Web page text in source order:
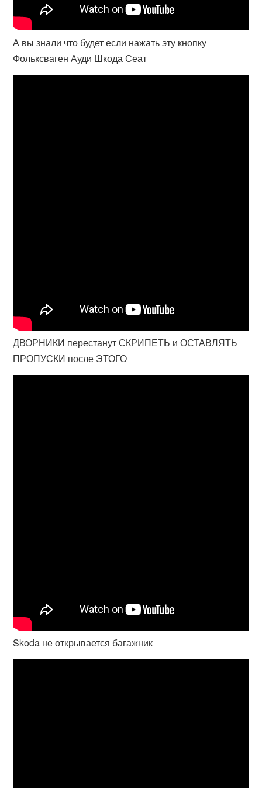
А вы знали что будет если нажать эту кнопку
Фольксваген Ауди Шкода Сеат
ДВОРНИКИ перестанут СКРИПЕТЬ и ОСТАВЛЯТЬ
ПРОПУСКИ после ЭТОГО
Skoda не открывается багажник